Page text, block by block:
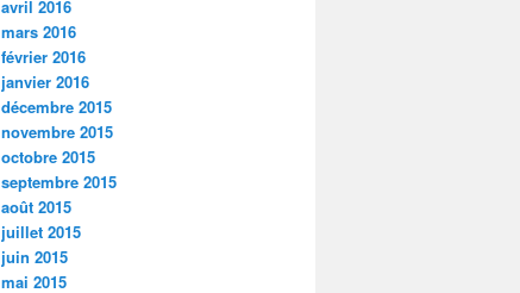
avril 2016
mars 2016
février 2016
janvier 2016
décembre 2015
novembre 2015
octobre 2015
septembre 2015
août 2015
juillet 2015
juin 2015
mai 2015